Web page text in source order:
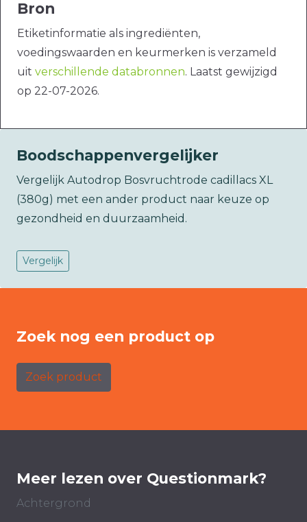
Bron
Etiketinformatie als ingrediënten,
voedingswaarden en keurmerken is verzameld
uit verschillende databronnen. Laatst gewijzigd
op 22-07-2026.
Boodschappenvergelijker
Vergelijk Autodrop Bosvruchtrode cadillacs XL
(380g) met een ander product naar keuze op
gezondheid en duurzaamheid.
Vergelijk
Zoek nog een product op
Zoek product
Meer lezen over Questionmark?
Achtergrond